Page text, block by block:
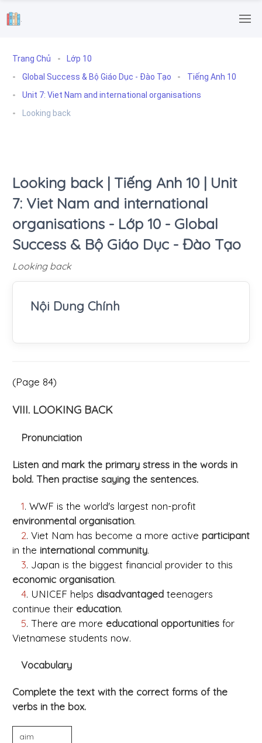
.
Trang Chủ
Lớp 10
Global Success & Bộ Giáo Dục - Đào Tạo
Tiếng Anh 10
Unit 7: Viet Nam and international organisations
Looking back
Looking back | Tiếng Anh 10 | Unit
7: Viet Nam and international
organisations - Lớp 10 - Global
Success & Bộ Giáo Dục - Đào Tạo
Looking back
Nội Dung Chính
(Page 84)
VIII. LOOKING BACK
Pronunciation
Listen and mark the primary stress in the words in
bold. Then practise saying the sentences.
1. WWF is the world's largest non-profit
environmental organisation.
2. Viet Nam has become a more active participant
in the international community.
3. Japan is the biggest financial provider to this
economic organisation.
4. UNICEF helps disadvantaged teenagers
continue their education.
5. There are more educational opportunities for
Vietnamese students now.
Vocabulary
Complete the text with the correct forms of the
verbs in the box.
aim